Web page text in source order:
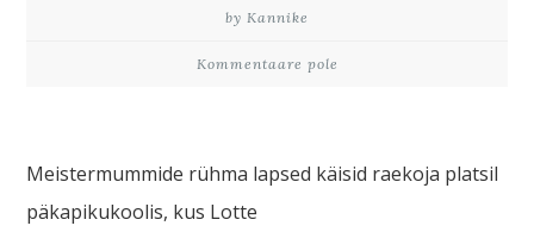
by Kannike
Kommentaare pole
Meistermummide rühma lapsed käisid raekoja platsil
päkapikukoolis, kus Lotte